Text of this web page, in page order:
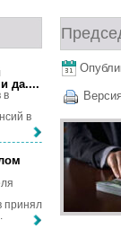
да....
в
в
принял